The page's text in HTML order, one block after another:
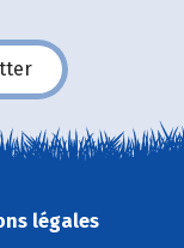
légales